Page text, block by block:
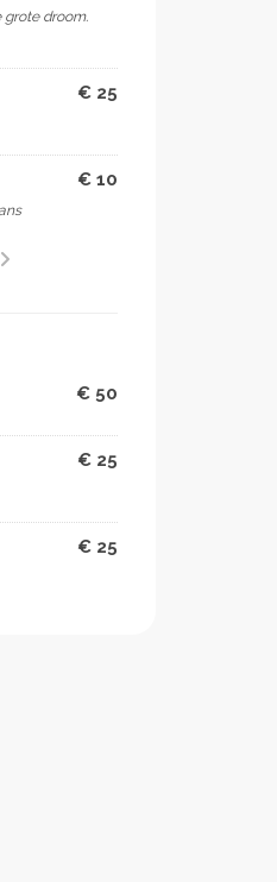
grote droom.
€ 25
€ 10
€ 50
€ 25
€ 25